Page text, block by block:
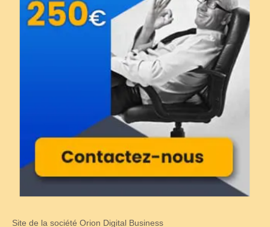
Site de la société Orion Digital Business